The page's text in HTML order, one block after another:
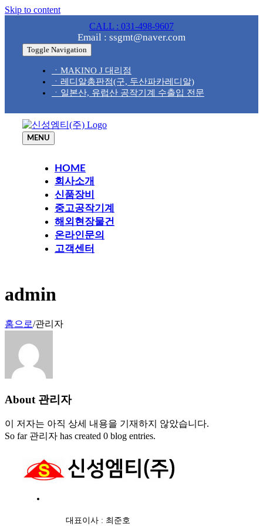
Skip to content
CALL : 031-498-9607
Email : ssgmt@naver.com
Toggle Navigation
ㆍMAKINO J 대리점
ㆍ레디알총판점(구, 두산파카레디알)
ㆍ일본산, 유럽산 공작기계 수출입 전문
MENU
HOME
회사소개
신품장비
중고공작기계
해외현장물건
온라인문의
고객센터
admin
홈으로/관리자
About 관리자
이 저자는 아직 상세 내용을 기재하지 않았습니다.
So far 관리자 has created 0 blog entries.
대표이사 : 최준호